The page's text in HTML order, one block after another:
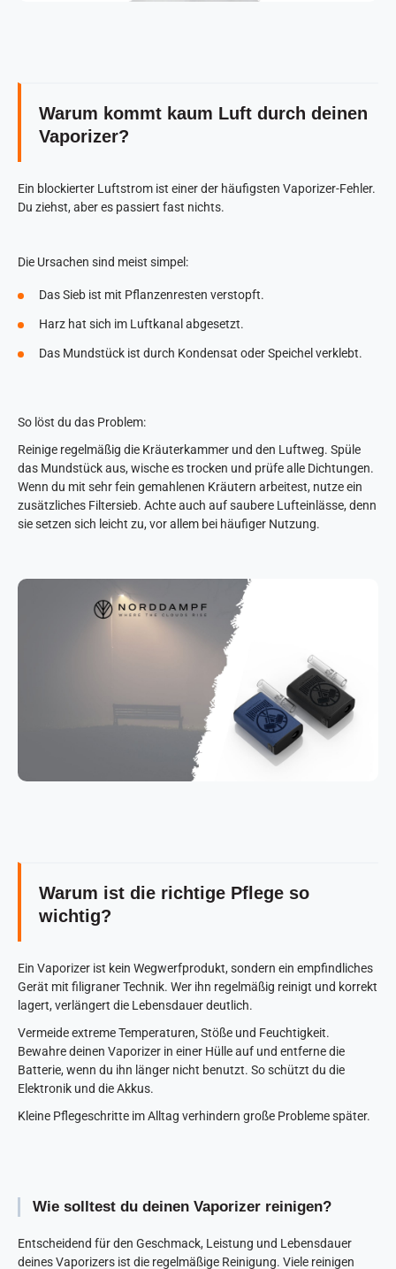
Warum kommt kaum Luft durch deinen
Vaporizer?
Ein blockierter Luftstrom ist einer der häufigsten Vaporizer-Fehler.
Du ziehst, aber es passiert fast nichts.
Die Ursachen sind meist simpel:
Das Sieb ist mit Pflanzenresten verstopft.
Harz hat sich im Luftkanal abgesetzt.
Das Mundstück ist durch Kondensat oder Speichel verklebt.
So löst du das Problem:
Reinige regelmäßig die Kräuterkammer und den Luftweg. Spüle
das Mundstück aus, wische es trocken und prüfe alle Dichtungen.
Wenn du mit sehr fein gemahlenen Kräutern arbeitest, nutze ein
zusätzliches Filtersieb. Achte auch auf saubere Lufteinlässe, denn
sie setzen sich leicht zu, vor allem bei häufiger Nutzung.
Warum ist die richtige Pflege so
wichtig?
Ein Vaporizer ist kein Wegwerfprodukt, sondern ein empfindliches
Gerät mit filigraner Technik. Wer ihn regelmäßig reinigt und korrekt
lagert, verlängert die Lebensdauer deutlich.
Vermeide extreme Temperaturen, Stöße und Feuchtigkeit.
Bewahre deinen Vaporizer in einer Hülle auf und entferne die
Batterie, wenn du ihn länger nicht benutzt. So schützt du die
Elektronik und die Akkus.
Kleine Pflegeschritte im Alltag verhindern große Probleme später.
Wie solltest du deinen Vaporizer reinigen?
Entscheidend für den Geschmack, Leistung und Lebensdauer
deines Vaporizers ist die regelmäßige Reinigung. Viele reinigen